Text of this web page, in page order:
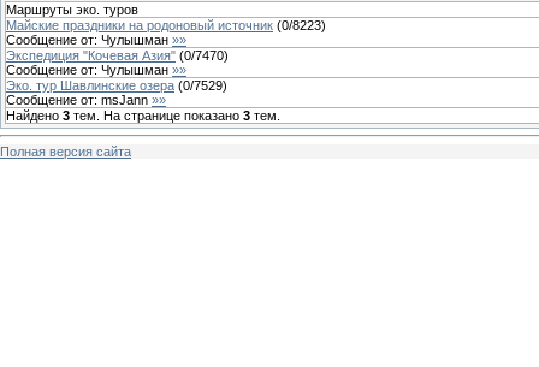
Маршруты эко. туров
Майские праздники на родоновый источник (0/8223)
Сообщение от: Чулышман »»
Экспедиция "Кочевая Азия" (0/7470)
Сообщение от: Чулышман »»
Эко. тур Шавлинские озера (0/7529)
Сообщение от: msJann »»
Найдено 3 тем. На странице показано 3 тем.
Полная версия сайта